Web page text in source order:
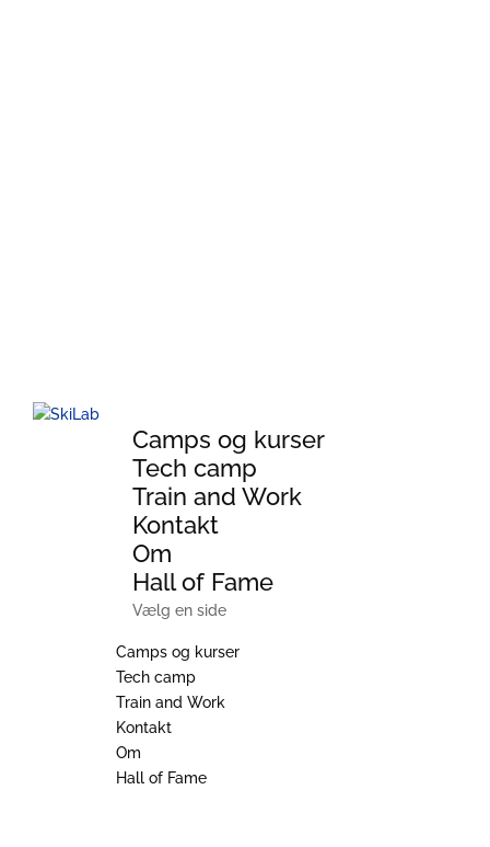
Camps og kurser
Tech camp
Train and Work
Kontakt
Om
Hall of Fame
Vælg en side
Camps og kurser
Tech camp
Train and Work
Kontakt
Om
Hall of Fame